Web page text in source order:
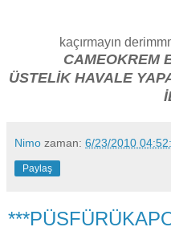
kaçırmayın
CAMEOKREM
ÜSTELİK HAVALE
Nimo zaman: 6/23/2010
Paylaş